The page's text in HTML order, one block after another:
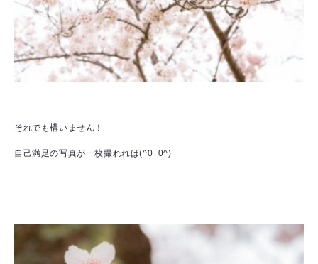
それでも構いません！
自己満足の写真が一枚撮れれば(^0_0^)